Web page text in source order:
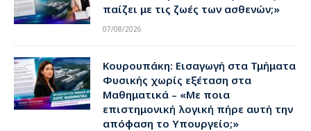
παίζει με τις ζωές των ασθενών;»
07/08/2026
Κουρουπάκη: Εισαγωγή στα Τμήματα
Φυσικής χωρίς εξέταση στα
Μαθηματικά – «Με ποια
επιστημονική λογική πήρε αυτή την
απόφαση το Υπουργείο;»